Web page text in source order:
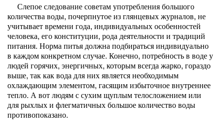
Слепое следование советам употребления большого
количества воды, почерпнутое из глянцевых журналов, не
учитывает времени года, индивидуальных особенностей
человека, его конституции, рода деятельности и традиций
питания. Норма питья должна подбираться индивидуально
в каждом конкретном случае. Конечно, потребность в воде у
людей горячих, энергичных, которым всегда жарко, гораздо
выше, так как вода для них является необходимым
охлаждающим элементом, гасящим избыточное внутреннее
тепло. А вот людям с сухим щуплым телосложением или
для рыхлых и флегматичных большое количество воды
противопоказано.